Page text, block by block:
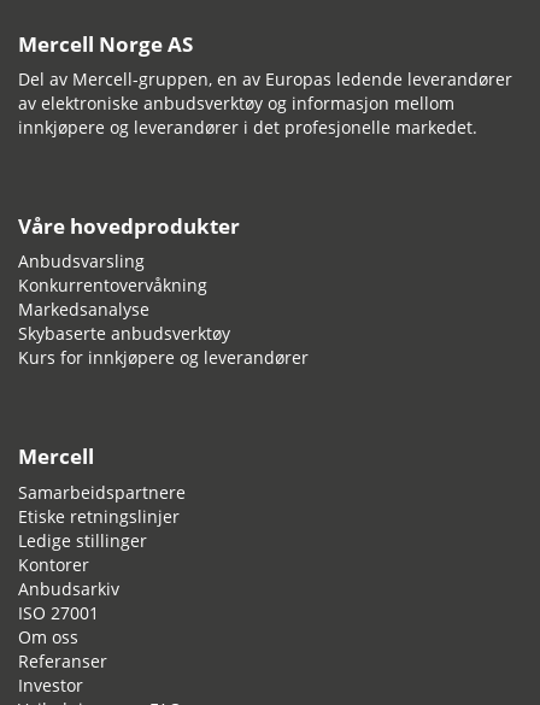
Mercell Norge AS
Del av Mercell-gruppen, en av Europas ledende leverandører
av elektroniske anbudsverktøy og informasjon mellom
innkjøpere og leverandører i det profesjonelle markedet.
Våre hovedprodukter
Anbudsvarsling
Konkurrentovervåkning
Markedsanalyse
Skybaserte anbudsverktøy
Kurs for innkjøpere og leverandører
Mercell
Samarbeidspartnere
Etiske retningslinjer
Ledige stillinger
Kontorer
Anbudsarkiv
ISO 27001
Om oss
Referanser
Investor